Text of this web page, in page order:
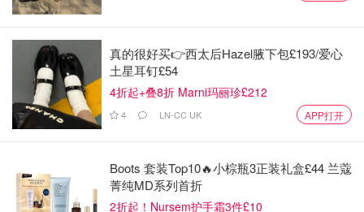
真的很好买👉西太后Hazel腋下包£193/爱心
土星耳钉£54
4折起+叠8折 Marni玛丽珍£212
4 LN-CC UK APP打开
Boots 套装Top10🔥小棕瓶3正装礼盒£44 兰蔻
菁纯MD系列首折
2折起！Nursem护手霜3件£10